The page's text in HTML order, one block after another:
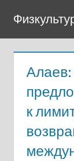
содержимому
к